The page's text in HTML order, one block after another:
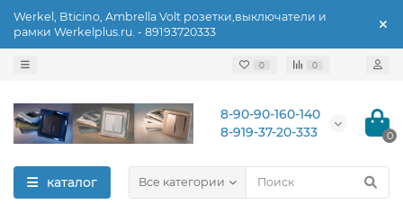
Werkel, Bticino, Ambrella Volt розетки,выключатели и
рамки Werkelplus.ru. - 89193720333
0 0
8-90-90-160-140
8-919-37-20-333
0
каталог Все категории